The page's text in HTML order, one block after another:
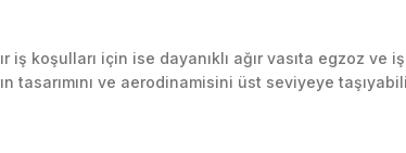
koşulları için ise dayanıklı ağır vasıta egzoz ve
tasarımını ve aerodinamisini üst seviyeye
montaj yapıyor, Türkiye’nin her yerine güvenli